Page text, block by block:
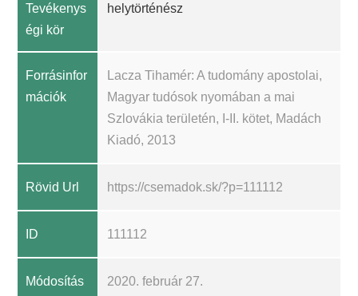
Tevékenys
égi kör
helytörténész
Forrásinfor
mációk
Lacza Tihamér: A tudomány apostolai,
Magyar tudósok nyomában a mai
Szlovákia területén, I-II. kötet, Madách
Kiadó, 2013
Rövid Url https://csemadok.sk/?p=111112
ID 111112
Módosítás
2020. február 27.